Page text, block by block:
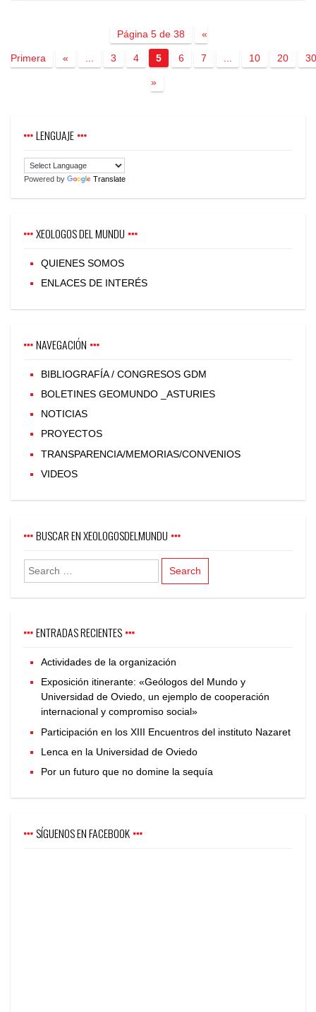
Página 5 de 38 «
Primera « ... 3 4 5 6 7 ... 10 20 30
»
LENGUAJE
Powered by Translate
XEOLOGOS DEL MUNDU
QUIENES SOMOS
ENLACES DE INTERÉS
NAVEGACIÓN
BIBLIOGRAFÍA / CONGRESOS GDM
BOLETINES GEOMUNDO _ASTURIES
NOTICIAS
PROYECTOS
TRANSPARENCIA/MEMORIAS/CONVENIOS
VIDEOS
BUSCAR EN XEOLOGOSDELMUNDU
ENTRADAS RECIENTES
Actividades de la organización
Exposición itinerante: «Geólogos del Mundo y
Universidad de Oviedo, un ejemplo de cooperación
internacional y compromiso social»
Participación en los XIII Encuentros del instituto Nazaret
Lenca en la Universidad de Oviedo
Por un futuro que no domine la sequía
SÍGUENOS EN FACEBOOK